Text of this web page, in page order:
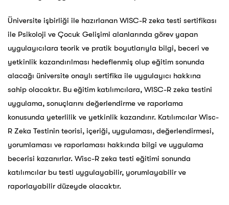
Üniversite işbirliği ile hazırlanan WISC-R zeka testi sertifikası
ile Psikoloji ve Çocuk Gelişimi alanlarında görev yapan
uygulayıcılara teorik ve pratik boyutlarıyla bilgi, beceri ve
yetkinlik kazandırılması hedeflenmiş olup eğitim sonunda
alacağı üniversite onaylı sertifika ile uygulayıcı hakkına
sahip olacaktır. Bu eğitim katılımcılara, WISC-R zeka testini
uygulama, sonuçlarını değerlendirme ve raporlama
konusunda yeterlilik ve yetkinlik kazandırır. Katılımcılar Wisc-
R Zeka Testinin teorisi, içeriği, uygulaması, değerlendirmesi,
yorumlaması ve raporlaması hakkında bilgi ve uygulama
becerisi kazanırlar. Wisc-R zeka testi eğitimi sonunda
katılımcılar bu testi uygulayabilir, yorumlayabilir ve
raporlayabilir düzeyde olacaktır.